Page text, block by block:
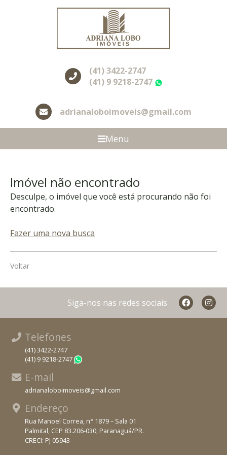
(41) 3422-2747
(41) 9 9218-2747
adrianaloboimoveis@gmail.com
Menu
Imóvel não encontrado
Desculpe, o imóvel que você está procurando não foi
encontrado.
Fazer uma nova busca
Voltar
Siga-nos nas redes sociais
Telefones
(41) 3422-2747
(41) 9 9218-2747
E-mail
adrianaloboimoveis@gmail.com
Endereço
Rua Manoel Correa, n° 1879 – Sala 01
Palmital, CEP 83.206-030, Paranaguá/PR.
CRECI: PJ 05943